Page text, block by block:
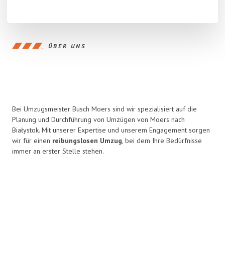
ÜBER UNS
Bei Umzugsmeister Busch Moers sind wir spezialisiert auf die
Planung und Durchführung von Umzügen von Moers nach
Białystok. Mit unserer Expertise und unserem Engagement sorgen
wir für einen reibungslosen Umzug, bei dem Ihre Bedürfnisse
immer an erster Stelle stehen.